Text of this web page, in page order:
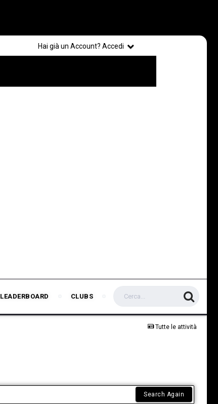
Hai già un Account? Accedi
LEADERBOARD CLUBS
Tutte le attività
Search Again